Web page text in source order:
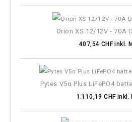
Orion XS 12/12V - 70A
407,54 CHF inkl.
Pytes V5α Plus LiFePO4
1.110,19 CHF inkl.